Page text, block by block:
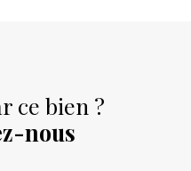
ce bien ?
nous